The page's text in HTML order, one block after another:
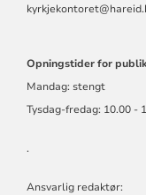
Opningstider for
Mandag: stengt
Tysdag-fredag: 10.00 -
.
Ansvarlig redaktør: